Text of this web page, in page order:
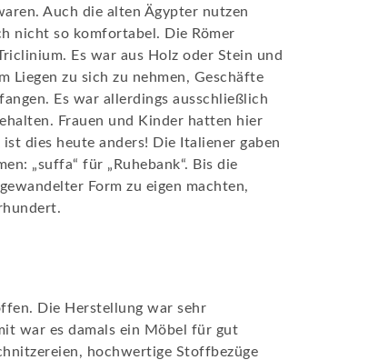
Auch die alten Ägypter nutzen
nicht so komfortabel. Die Römer
Es war aus Holz oder Stein und
Liegen zu sich zu nehmen, Geschäfte
Es war allerdings ausschließlich
Frauen und Kinder hatten hier
dies heute anders! Die Italiener gaben
„suffa“ für „Ruhebank“. Bis die
Form zu eigen machten,
Die Herstellung war sehr
war es damals ein Möbel für gut
hochwertige Stoffbezüge